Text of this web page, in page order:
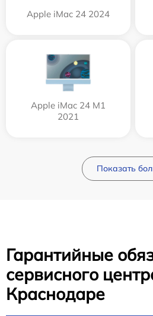
Apple iMac 24 2024
Apple iMac 24 M1
2021
Показать
Гарантийные
сервисного
Краснодаре